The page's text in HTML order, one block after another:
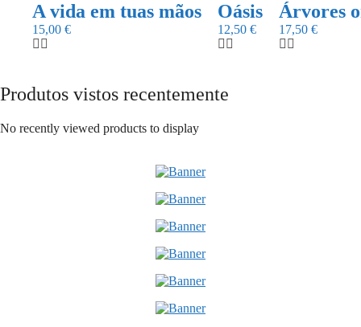
A vida em tuas mãos
15,00 €
Oásis
12,50 €
Árvores
17,50 €
Produtos vistos recentemente
No recently viewed products to display